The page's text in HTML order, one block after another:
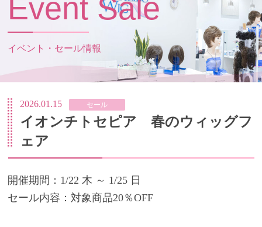
Event Sale
イベント・セール情報
2026.01.15 セール
イオンチトセピア 春のウィッグフ
ェア
開催期間：1/22 木 ～ 1/25 日
セール内容：対象商品20％OFF